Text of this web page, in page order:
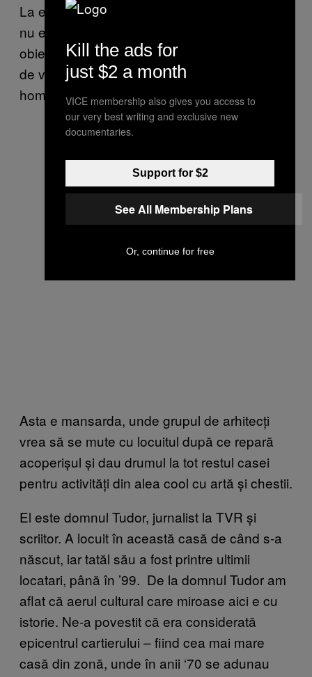
La etaj se doarme. Nu există balustrade, deci
nu este acces pentru public. Nu există nici
obiecte de metal, pentru că tot ce era demn
de vreun profit cât de mic a fost vândut de
homleșii care au stat aici înainte.
Asta e mansarda, unde grupul de arhitecți
vrea să se mute cu locuitul după ce repară
acoperișul și dau drumul la tot restul casei
pentru activități din alea cool cu artă și chestii.
El este domnul Tudor, jurnalist la TVR și
scriitor. A locuit în această casă de când s-a
născut, iar tatăl său a fost printre ultimii
locatari, până în ’99. De la domnul Tudor am
aflat că aerul cultural care miroase aici e cu
istorie. Ne-a povestit că era considerată
epicentrul cartierului – fiind cea mai mare
casă din zonă, unde în anii ‘70 se adunau
Kill the ads for
just $2 a month
VICE membership also gives you access to
our very best writing and exclusive new
documentaries.
Support for $2
See All Membership Plans
Or, continue for free